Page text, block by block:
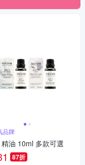
品牌
油 10ml 多款可選
87折